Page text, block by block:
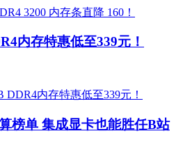
内存特惠低至339元！
榜单 集成显卡也能胜任B站